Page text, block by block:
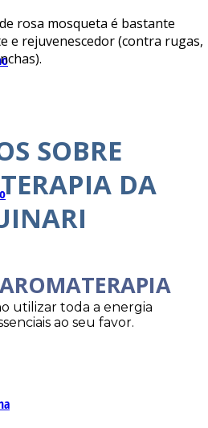
rosa mosqueta é bastante
e rejuvenescedor (contra rugas,
SOBRE
DA
utilizar toda a energia
ao seu favor.